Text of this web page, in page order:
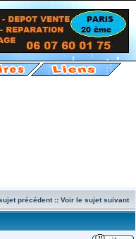
précédent:: Voir le sujet suivant